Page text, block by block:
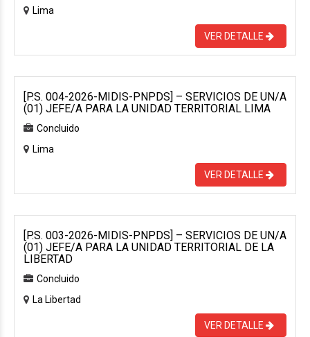
Lima
VER DETALLE
[P.S. 004-2026-MIDIS-PNPDS] – SERVICIOS DE UN/A
(01) JEFE/A PARA LA UNIDAD TERRITORIAL LIMA
Concluido
Lima
VER DETALLE
[P.S. 003-2026-MIDIS-PNPDS] – SERVICIOS DE UN/A
(01) JEFE/A PARA LA UNIDAD TERRITORIAL DE LA
LIBERTAD
Concluido
La Libertad
VER DETALLE